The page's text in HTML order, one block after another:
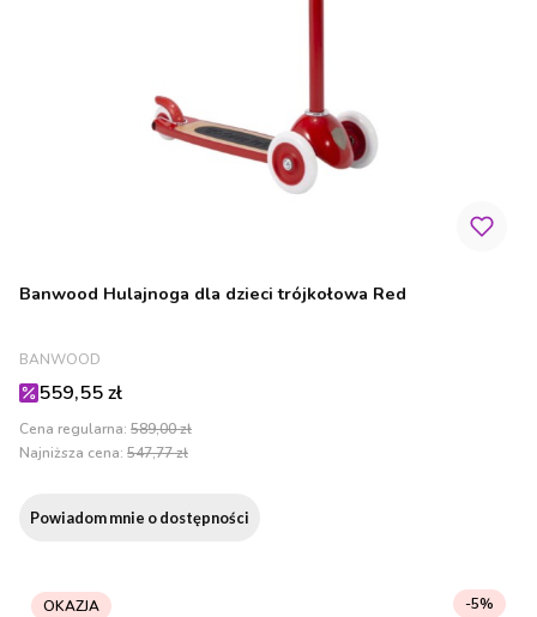
Banwood Hulajnoga dla dzieci trójkołowa Red
PRODUCENT
BANWOOD
Cena promocyjna
559,55 zł
Cena regularna: 589,00 zł
Najniższa cena: 547,77 zł
Powiadom mnie o dostępności
OKAZJA -5%